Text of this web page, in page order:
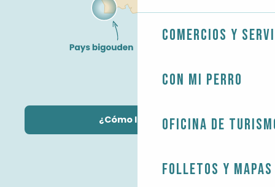
Comercios y
Con mi perro
Oficina de
Folletos y mapas
¿Cómo llegar?